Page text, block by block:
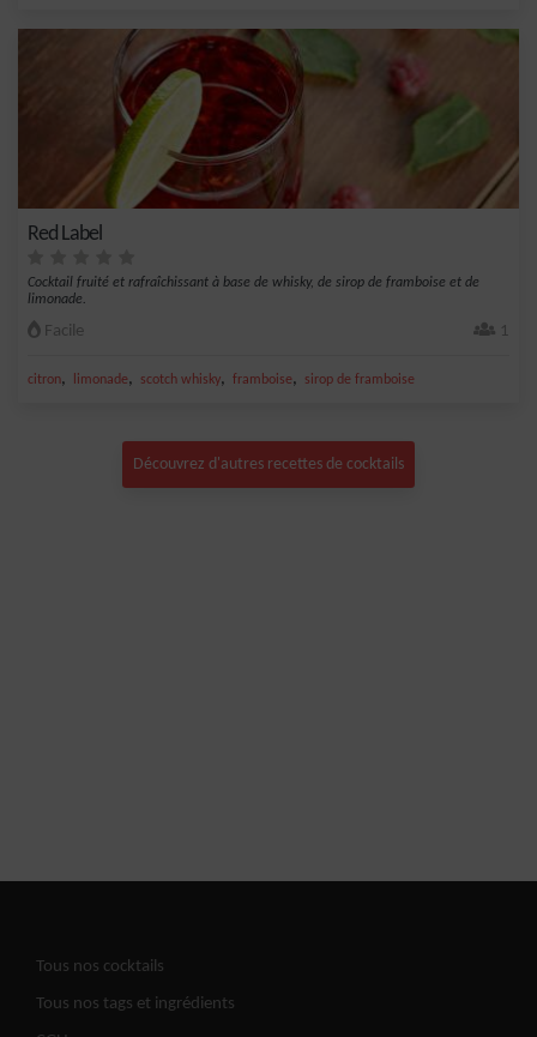
Red Label
Cocktail fruité et rafraîchissant à base de whisky, de sirop de framboise et de
limonade.
Facile 1
citron, limonade, scotch whisky, framboise, sirop de framboise
Découvrez d'autres recettes de cocktails
Tous nos cocktails
Tous nos tags et ingrédients